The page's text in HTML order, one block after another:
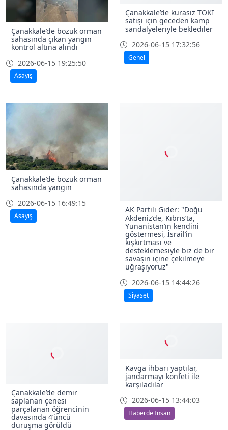
Çanakkale’de bozuk orman
sahasında çıkan yangın
kontrol altına alındı
2026-06-15 19:25:50
Asayiş
Çanakkale’de kurasız TOKİ
satışı için geceden kamp
sandalyeleriyle beklediler
2026-06-15 17:32:56
Genel
Çanakkale’de bozuk orman
sahasında yangın
2026-06-15 16:49:15
Asayiş
AK Partili Gider: "Doğu
Akdeniz’de, Kıbrıs’ta,
Yunanistan’ın kendini
göstermesi, İsrail’in
kışkırtması ve
desteklemesiyle biz de bir
savaşın içine çekilmeye
uğraşıyoruz"
2026-06-15 14:44:26
Siyaset
Çanakkale’de demir
saplanan çenesi
parçalanan öğrencinin
davasında 4’üncü
duruşma görüldü
Kavga ihbarı yaptılar,
jandarmayı konfeti ile
karşıladılar
2026-06-15 13:44:03
Haberde İnsan